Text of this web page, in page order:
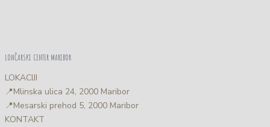
LONČARSKI CENTER MARIBOR
LOKACIJI
📍Mlinska ulica 24, 2000 Maribor
📍Mesarski prehod 5, 2000 Maribor
KONTAKT